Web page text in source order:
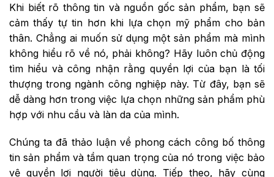
Khi biết rõ thông tin và nguồn gốc sản phẩm, bạn sẽ
cảm thấy tự tin hơn khi lựa chọn mỹ phẩm cho bản
thân. Chẳng ai muốn sử dụng một sản phẩm mà mình
không hiểu rõ về nó, phải không? Hãy luôn chủ động
tìm hiểu và công nhận rằng quyền lợi của bạn là tối
thượng trong ngành công nghiệp này. Từ đây, bạn sẽ
dễ dàng hơn trong việc lựa chọn những sản phẩm phù
hợp với nhu cầu và làn da của mình.
Chúng ta đã thảo luận về phong cách công bố thông
tin sản phẩm và tầm quan trọng của nó trong việc bảo
vệ quyền lợi người tiêu dùng. Tiếp theo, hãy cùng